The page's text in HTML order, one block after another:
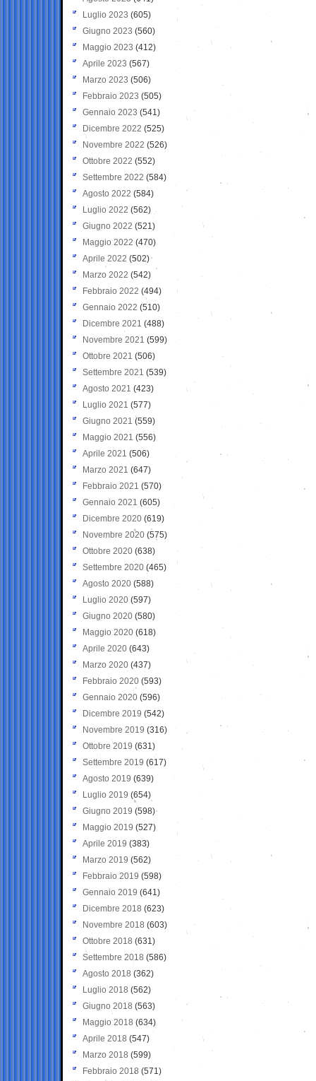
Luglio 2023 (605)
Giugno 2023 (560)
Maggio 2023 (412)
Aprile 2023 (567)
Marzo 2023 (506)
Febbraio 2023 (505)
Gennaio 2023 (541)
Dicembre 2022 (525)
Novembre 2022 (526)
Ottobre 2022 (552)
Settembre 2022 (584)
Agosto 2022 (584)
Luglio 2022 (562)
Giugno 2022 (521)
Maggio 2022 (470)
Aprile 2022 (502)
Marzo 2022 (542)
Febbraio 2022 (494)
Gennaio 2022 (510)
Dicembre 2021 (488)
Novembre 2021 (599)
Ottobre 2021 (506)
Settembre 2021 (539)
Agosto 2021 (423)
Luglio 2021 (577)
Giugno 2021(559)
Maggio 2021 (556)
Aprile 2021 (506)
Marzo 2021 (647)
Febbraio 2021 (570)
Gennaio 2021 (605)
Dicembre 2020 (619)
Novembre 2020 (575)
Ottobre 2020 (638)
Settembre 2020(465)
Agosto 2020 (588)
Luglio 2020 (597)
Giugno 2020 (580)
Maggio 2020 (618)
Aprile 2020 (643)
Marzo 2020 (437)
Febbraio 2020 (593)
Gennaio 2020 (596)
Dicembre 2019 (542)
Novembre 2019 (316)
Ottobre 2019 (631)
Settembre 2019 (617)
Agosto 2019 (639)
Luglio 2019 (654)
Giugno 2019 (598)
Maggio 2019 (527)
Aprile 2019 (383)
Marzo 2019 (562)
Febbraio 2019 (598)
Gennaio 2019 (641)
Dicembre 2018 (623)
Novembre 2018 (603)
Ottobre 2018 (631)
Settembre 2018 (586)
Agosto 2018 (362)
Luglio 2018 (562)
Giugno 2018 (563)
Maggio 2018 (634)
Aprile 2018 (547)
Marzo 2018 (599)
Febbraio 2018 (571)